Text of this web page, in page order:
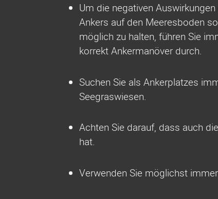
Um die negativen
Ankers auf den Meeresboden
möglich zu halten, führen Sie
korrekt Ankermanöver durch.
Suchen Sie als Ankerplatzes
Seegraswiesen.
Achten Sie darauf, dass auch
hat.
Verwenden Sie möglichst